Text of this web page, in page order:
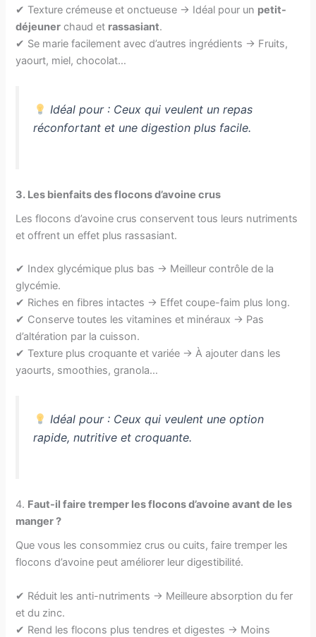
✔ Texture crémeuse et onctueuse → Idéal pour un petit-
déjeuner chaud et rassasiant.
✔ Se marie facilement avec d’autres ingrédients → Fruits,
yaourt, miel, chocolat…
Idéal pour : Ceux qui veulent un repas
réconfortant et une digestion plus facile.
3. Les bienfaits des flocons d’avoine crus
Les flocons d’avoine crus conservent tous leurs nutriments
et offrent un effet plus rassasiant.
✔ Index glycémique plus bas → Meilleur contrôle de la
glycémie.
✔ Riches en fibres intactes → Effet coupe-faim plus long.
✔ Conserve toutes les vitamines et minéraux → Pas
d’altération par la cuisson.
✔ Texture plus croquante et variée → À ajouter dans les
yaourts, smoothies, granola…
Idéal pour : Ceux qui veulent une option
rapide, nutritive et croquante.
4. Faut-il faire tremper les flocons d’avoine avant de les
manger ?
Que vous les consommiez crus ou cuits, faire tremper les
flocons d’avoine peut améliorer leur digestibilité.
✔ Réduit les anti-nutriments → Meilleure absorption du fer
et du zinc.
✔ Rend les flocons plus tendres et digestes → Moins